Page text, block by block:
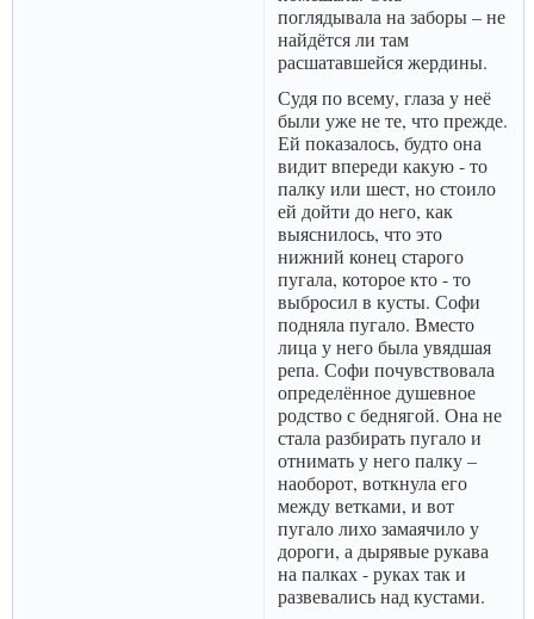
поглядывала на заборы – не
найдётся ли там
расшатавшейся жердины.
Судя по всему, глаза у неё
были уже не те, что прежде.
Ей показалось, будто она
видит впереди какую - то
палку или шест, но стоило
ей дойти до него, как
выяснилось, что это
нижний конец старого
пугала, которое кто - то
выбросил в кусты. Софи
подняла пугало. Вместо
лица у него была увядшая
репа. Софи почувствовала
определённое душевное
родство с беднягой. Она не
стала разбирать пугало и
отнимать у него палку –
наоборот, воткнула его
между ветками, и вот
пугало лихо замаячило у
дороги, а дырявые рукава
на палках - руках так и
развевались над кустами.